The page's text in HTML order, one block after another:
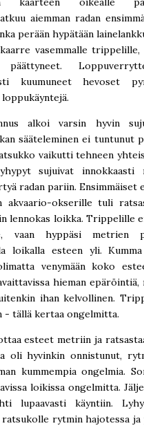
aiemman radan
perään hypätään
vasemmalle trippelille,
kuumuneet hevoset
alkoi varsin hyvin
sääteleminen ei tuntunut
vaikutti tehneen
sujuivat innokkaasti
radan pariin. Ensimmäiset
akvaario-okserille tuli
lennokas loikka. Trippelille
vaan hyppäsi metrien
loikalla esteen yli.
venymään koko
hieman epäröintiä,
ihan kelvollinen.
- tällä kertaa ongelmitta.
esteet metriin ja
oli hyvinkin onnistunut,
kummempia ongelmia.
loikissa ongelmitta.
lupaavasti käyntiin.
rytmin hajotessa ja